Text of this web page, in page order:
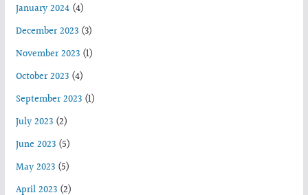
January 2024(4)
December 2023(3)
November 2023(1)
October 2023(4)
September 2023(1)
July 2023(2)
June 2023(5)
May 2023(5)
April 2023(2)